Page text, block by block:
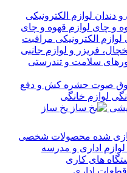
لوازم الکترونیکی
لوازم قهوه و چای
لوازم الکترونیکی مراقبت
حشره کش و دفع
لوازم خانگی
یخ ساز
محصولات شخصی
لوازم اداری و مدرسه
های کاری